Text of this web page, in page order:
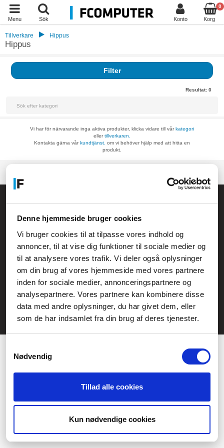
Denne hjemmeside bruger cookies
Vi bruger cookies til at tilpasse vores indhold og
annoncer, til at vise dig funktioner til sociale medier og
til at analysere vores trafik. Vi deler også oplysninger
om din brug af vores hjemmeside med vores partnere
inden for sociale medier, annonceringspartnere og
analysepartnere. Vores partnere kan kombinere disse
data med andre oplysninger, du har givet dem, eller
som de har indsamlet fra din brug af deres tjenester.
Nødvendig
Tillad alle cookies
Kun nødvendige cookies
Menu Sök Konto
0
Korg
Tillverkare Hippus
Hippus
Filter
Resultat: 0
Vi har för närvarande inga aktiva produkter, klicka vidare till vårkategori
ellertillverkaren.
Kontakta gärna vårkundtjänst. om vi behöver hjälp med att hitta en
produkt.
kundservice@fcomputer.se
Service- och reklamationsavdelningen:
service@fcomputer.se
Webbplatskarta
Kundcenter
3 veckors returrätt
Ångra köp
Skapa klagomål
Datasäkerhet/cookies